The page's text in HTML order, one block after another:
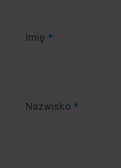
Imię *
Nazwisko *